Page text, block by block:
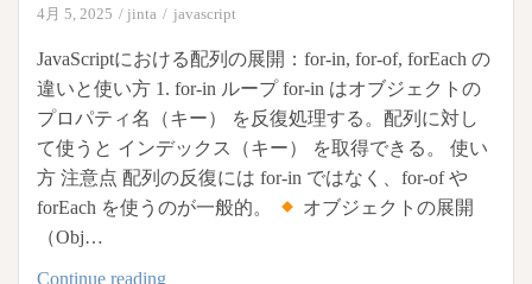
js
の
書
き
方、
値
4月 5, 2025 jinta javascript
JavaScriptにおける配列の展開：for-in, for-of, forEach の
違いと使い方 1. for-in ループ for-in はオブジェクトの
プロパティ名（キー） を反復処理する。配列に対し
て使うと インデックス（キー） を取得できる。 使い
方 注意点 配列の反復には for-in ではなく、for-of や
forEach を使うのが一般的。
オブジェクトの展開
（Obj…
Continue reading